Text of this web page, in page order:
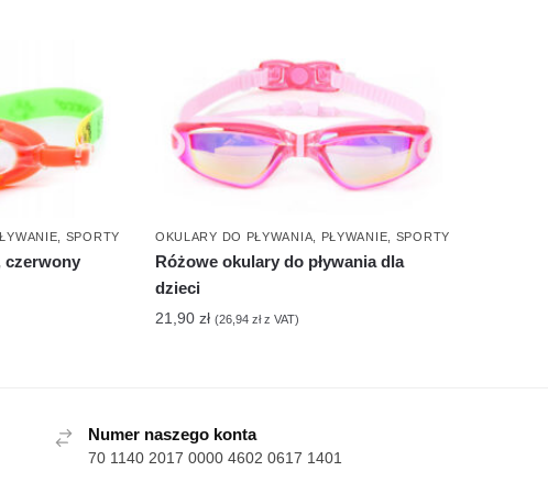
SPORTY
czerwony
OKULARY DO PŁYWANIA PŁYWANIE SPORTY
Różowe okulary do pływania dla
dzieci
21,90 zł (26,94 złz VAT)
Numer naszego konta
70 1140 2017 0000 4602 0617 1401